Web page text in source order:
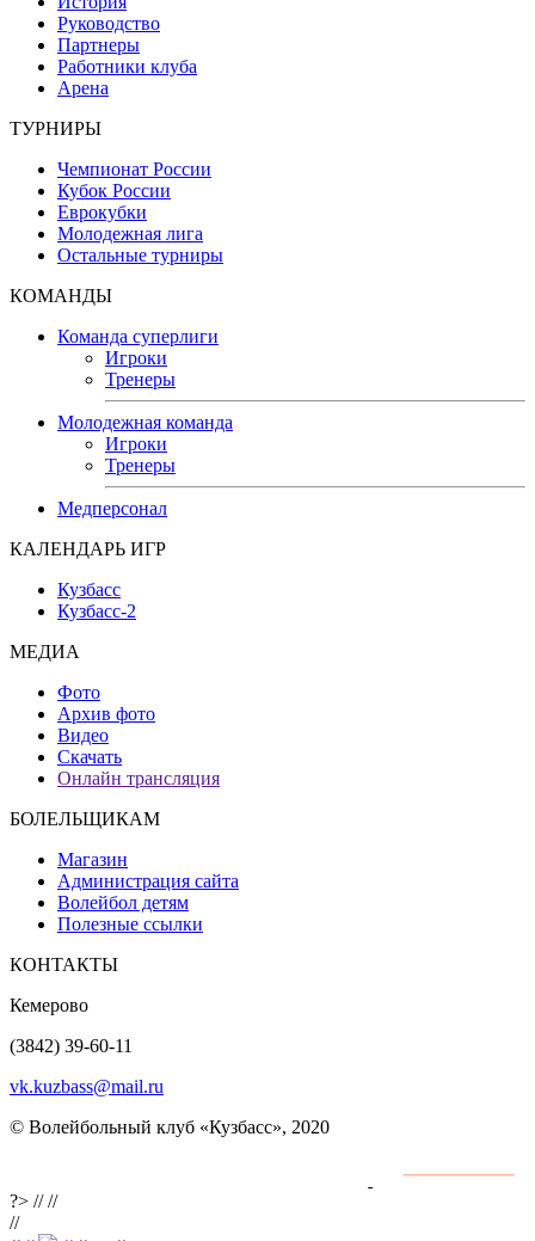
Руководство
Партнеры
Работники клуба
Арена
ТУРНИРЫ
Чемпионат России
Кубок России
Еврокубки
Молодежная лига
Остальные турниры
КОМАНДЫ
Команда суперлиги
Игроки
Тренеры
Молодежная команда
Игроки
Тренеры
Медперсонал
КАЛЕНДАРЬ ИГР
Кузбасс
Кузбасс-2
МЕДИА
Фото
Архив фото
Видео
Скачать
Онлайн трансляция
БОЛЕЛЬЩИКАМ
Магазин
Администрация сайта
Волейбол детям
Полезные ссылки
КОНТАКТЫ
Кемерово
(3842) 39-60-11
vk.kuzbass@mail.ru
© Волейбольный клуб «Кузбасс», 2020
?> ////
//